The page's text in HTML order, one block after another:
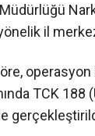
il
operasyon
TCK